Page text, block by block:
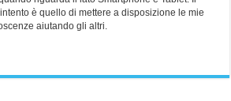
è quello di mettere a disposizione le mie
aiutando gli altri.